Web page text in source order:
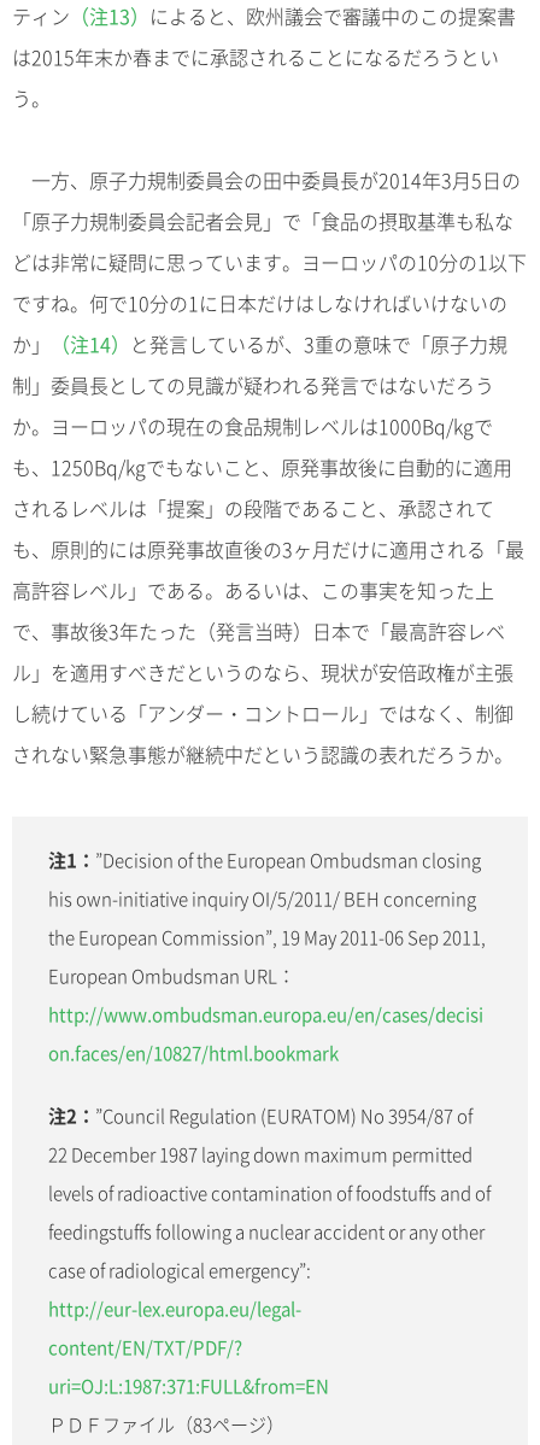
ティン （注13） によると、欧州議会で審議中のこの提案書
は2015年末か春までに承認されることになるだろうとい
う。
一方、原子力規制委員会の田中委員長が2014年3月5日の
「原子力規制委員会記者会見」で「食品の摂取基準も私な
どは非常に疑問に思っています。ヨーロッパの10分の1以下
ですね。何で10分の1に日本だけはしなければいけないの
か」
（注14） と発言しているが、3重の意味で「原子力規
制」委員長としての見識が疑われる発言ではないだろう
か。ヨーロッパの現在の食品規制レベルは1000Bq/kgで
も、1250Bq/kgでもないこと、原発事故後に自動的に適用
されるレベルは「提案」の段階であること、承認されて
も、原則的には原発事故直後の3ヶ月だけに適用される「最
高許容レベル」である。あるいは、この事実を知った上
で、事故後3年たった（発言当時）日本で「最高許容レベ
ル」を適用すべきだというのなら、現状が安倍政権が主張
し続けている「アンダー・コントロール」ではなく、制御
されない緊急事態が継続中だという認識の表れだろうか。
注1： ”Decision of the European Ombudsman closing
his own-initiative inquiry OI/5/2011/ BEH concerning
the European Commission”, 19 May 2011-06 Sep 2011,
European Ombudsman URL：
http://www.ombudsman.europa.eu/en/cases/decisi
on.faces/en/10827/html.bookmark
注2： ”Council Regulation (EURATOM) No 3954/87 of
22 December 1987 laying down maximum permitted
levels of radioactive contamination of foodstuffs and of
feedingstuffs following a nuclear accident or any other
case of radiological emergency”:
http://eur-lex.europa.eu/legal-
content/EN/TXT/PDF/?
uri=OJ:L:1987:371:FULL&from=EN
ＰＤＦファイル（83ページ）